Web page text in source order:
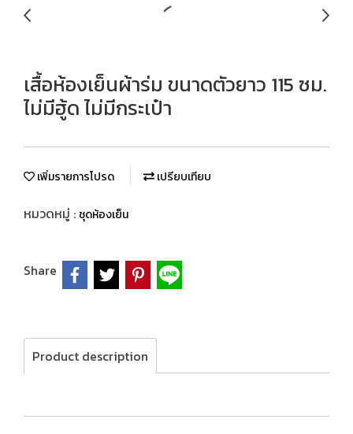
เสื้อห้องเย็นผ้าร่ม ขนาดตัวยาว 115 ซม.
ไม่มีฮู้ด ไม่มีกระเป๋า
เพิ่มรายการโปรด เปรียบเทียบ
หมวดหมู่ : ชุดห้องเย็น
Share
Product description